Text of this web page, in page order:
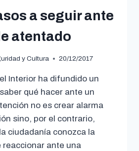
a seguir ante
atentado
y Cultura 20/12/2017
Interior ha difundido un
qué hacer ante un
no es crear alarma
sino, por el contrario,
ciudadanía conozca la
reaccionar ante una